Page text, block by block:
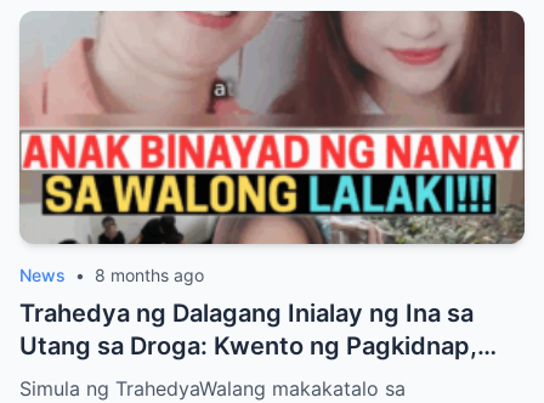
News • 8 months ago
Trahedya ng Dalagang Inialay ng Ina sa
Utang sa Droga: Kwento ng Pagkidnap,
Pananamantala, at Pagpatay kay Camille
Simula ng TrahedyaWalang makakatalo sa